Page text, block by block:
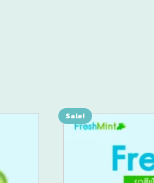
Sale!